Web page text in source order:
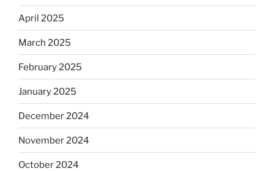
April 2025
March 2025
February 2025
January 2025
December 2024
November 2024
October 2024